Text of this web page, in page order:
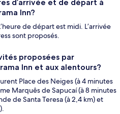
d’arrivée et de départ à
Inn?
de départ est midi. L’arrivée
sont proposés.
proposées par
Inn et aux alentours?
Place des Neiges (à 4 minutes
Marquês de Sapucaí (à 8 minutes
de Santa Teresa (à 2,4 km) et